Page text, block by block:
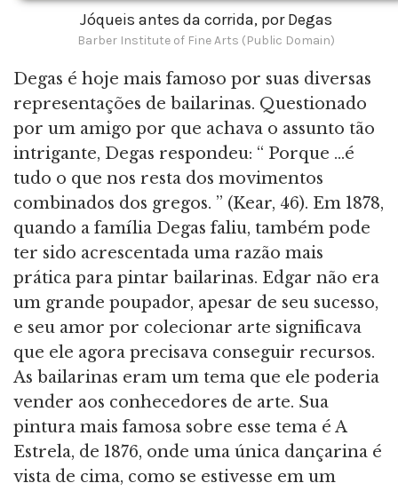
Jóqueis antes da corrida, por Degas
Barber Institute of Fine Arts (Public Domain)
Degas é hoje mais famoso por suas diversas
representações de bailarinas. Questionado
por um amigo por que achava o assunto tão
intrigante, Degas respondeu: “ Porque ...é
tudo o que nos resta dos movimentos
combinados dos gregos. ” (Kear, 46). Em 1878,
quando a família Degas faliu, também pode
ter sido acrescentada uma razão mais
prática para pintar bailarinas. Edgar não era
um grande poupador, apesar de seu sucesso,
e seu amor por colecionar arte significava
que ele agora precisava conseguir recursos.
As bailarinas eram um tema que ele poderia
vender aos conhecedores de arte. Sua
pintura mais famosa sobre esse tema é A
Estrela, de 1876, onde uma única dançarina é
vista de cima, como se estivesse em um